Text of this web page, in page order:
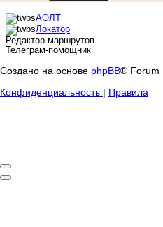
АОЛТ
Локатор
Редактор маршрутов
Телеграм-помощник
Создано на основе phpBB® Forum
Конфиденциальность | Правила